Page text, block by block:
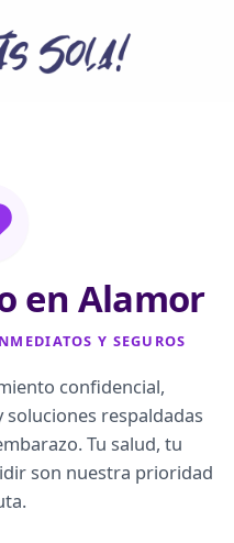
en Alamor
Y SEGUROS
confidencial,
respaldadas
Tu salud, tu
son nuestra prioridad